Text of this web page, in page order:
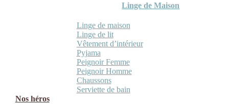
Linge de Maison
Linge de maison
Linge de lit
Vêtement d’intérieur
Pyjama
Peignoir Femme
Peignoir Homme
Chaussons
Serviette de bain
Nos héros